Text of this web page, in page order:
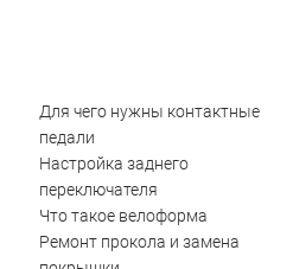
Для чего нужны контактные
педали
Настройка заднего
переключателя
Что такое велоформа
Ремонт прокола и замена